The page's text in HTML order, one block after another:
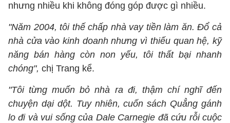
nhưng nhiều khi không đóng góp được gì nhiều.
"Năm 2004, tôi thế chấp nhà vay tiền làm ăn. Đổ cả
nhà cửa vào kinh doanh nhưng vì thiếu quan hệ, kỹ
năng bán hàng còn non yếu, tôi thất bại nhanh
chóng", chị Trang kể.
"Tôi từng muốn bỏ nhà ra đi, thậm chí nghĩ đến
chuyện dại dột. Tuy nhiên, cuốn sách Quẳng gánh
lo đi và vui sống của Dale Carnegie đã cứu rỗi cuộc